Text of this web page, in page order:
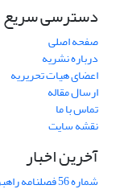
دسترسی سریع
صفحه اصلی
درباره نشریه
اعضای هیات تحریریه
ارسال مقاله
تماس با ما
نقشه سایت
آخرین اخبار
شماره 56 فصلنامه راهبرد فرهنگ منتشر شد